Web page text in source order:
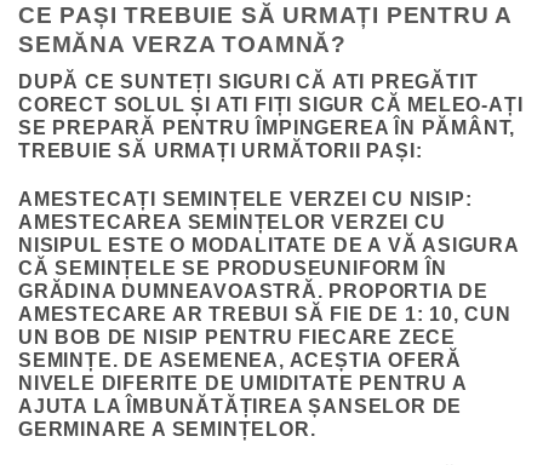
CE PAȘI TREBUIE SĂ URMAȚI PENTRU A
SEMĂNA VERZA TOAMNĂ?
DUPĂ CE SUNTEȚI SIGURI CĂ ATI PREGĂTIT
CORECT SOLUL ȘI ATI FIȚI SIGUR CĂ MELEO-AȚI
SE PREPARĂ PENTRU ÎMPINGEREA ÎN PĂMÂNT,
TREBUIE SĂ URMAȚI URMĂTORII PAȘI:
AMESTECAȚI SEMINȚELE VERZEI CU NISIP:
AMESTECAREA SEMINȚELOR VERZEI CU
NISIPUL ESTE O MODALITATE DE A VĂ ASIGURA
CĂ SEMINȚELE SE PRODUSEUNIFORM ÎN
GRĂDINA DUMNEAVOASTRĂ. PROPORTIA DE
AMESTECARE AR TREBUI SĂ FIE DE 1: 10, CUN
UN BOB DE NISIP PENTRU FIECARE ZECE
SEMINȚE. DE ASEMENEA, ACEȘTIA OFERĂ
NIVELE DIFERITE DE UMIDITATE PENTRU A
AJUTA LA ÎMBUNĂTĂȚIREA ȘANSELOR DE
GERMINARE A SEMINȚELOR.